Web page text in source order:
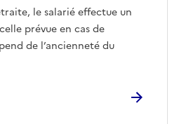
le salarié effectue un
prévue en cas de
de l’ancienneté du